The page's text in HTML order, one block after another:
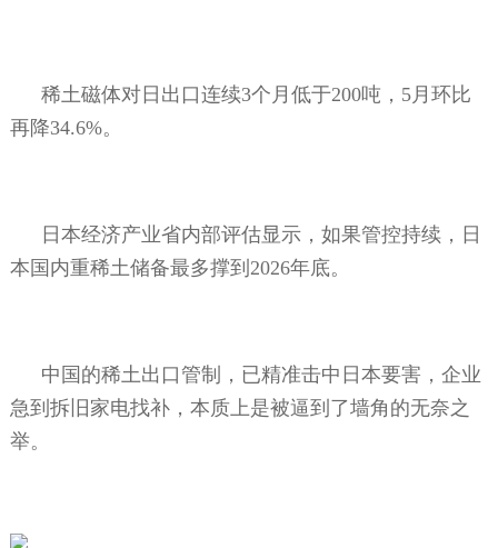
稀土磁体对日出口连续3个月低于200吨， 5月环比
再降34.6%。
日本经济产业省内部评估显示，如果管控持续，日
本国内重稀土储备最多撑到 2026年底。
中国的稀土出口管制，已精准击中日本要害，企业
急到拆旧家电找补，本质上是被逼到了墙角的无奈之
举。